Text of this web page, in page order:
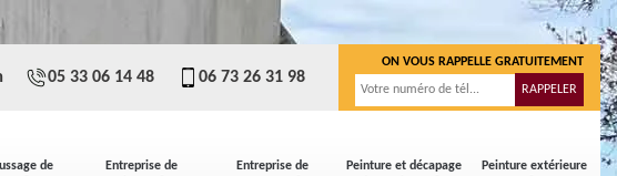
de
Entreprise de
Entreprise de
Peinture et décapage
Peinture extérieure
05 33 06 14 48 06 73 26 31 98
ON VOUS RAPPELLE GRATUITEMENT